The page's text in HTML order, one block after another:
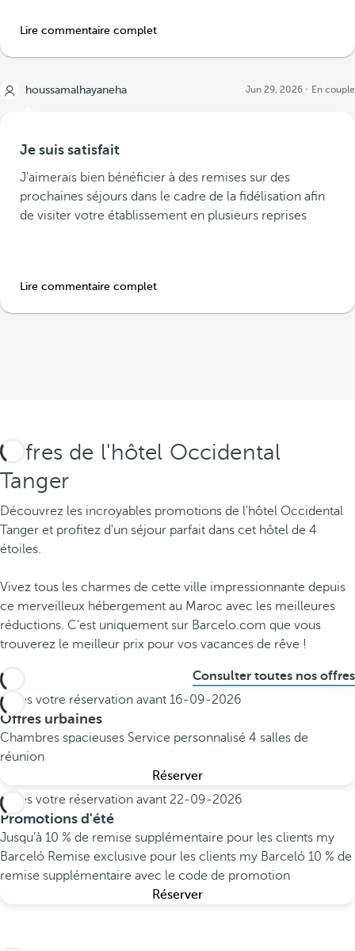
Lire commentaire complet
houssamalhayaneha Jun 29, 2026 En couple
Je suis satisfait
J'aimerais bien bénéficier à des remises sur des
prochaines séjours dans le cadre de la fidélisation afin
de visiter votre établissement en plusieurs reprises
Lire commentaire complet
Offres de l'hôtel Occidental
Tanger
Découvrez les incroyables promotions de l'hôtel Occidental
Tanger et profitez d'un séjour parfait dans cet hôtel de 4
étoiles.
Vivez tous les charmes de cette ville impressionnante depuis
ce merveilleux hébergement au Maroc avec les meilleures
réductions. C'est uniquement sur Barcelo.com que vous
trouverez le meilleur prix pour vos vacances de rêve !
Consulter toutes nos offres
Faites votre réservation avant 16-09-2026
Offres urbaines
Chambres spacieuses Service personnalisé 4 salles de
réunion
Réserver
Faites votre réservation avant 22-09-2026
Promotions d'été
Jusqu’à 10 % de remise supplémentaire pour les clients my
Barceló Remise exclusive pour les clients my Barceló 10 % de
remise supplémentaire avec le code de promotion
Réserver